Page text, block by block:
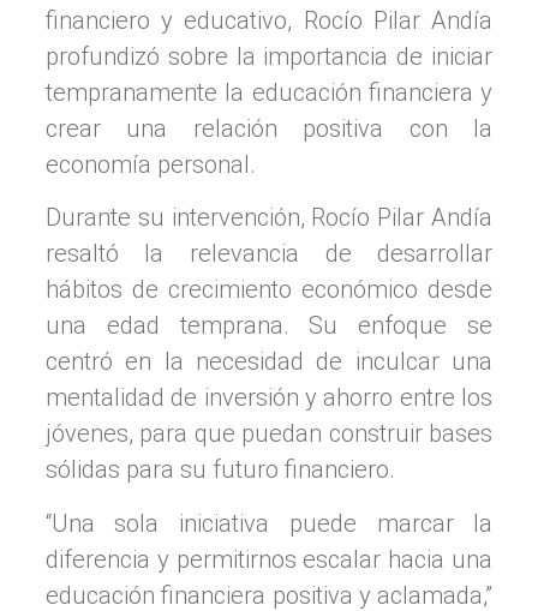
financiero y educativo, Rocío Pilar Andía
profundizó sobre la importancia de iniciar
tempranamente la educación financiera y
crear una relación positiva con la
economía personal.
Durante su intervención, Rocío Pilar Andía
resaltó la relevancia de desarrollar
hábitos de crecimiento económico desde
una edad temprana. Su enfoque se
centró en la necesidad de inculcar una
mentalidad de inversión y ahorro entre los
jóvenes, para que puedan construir bases
sólidas para su futuro financiero.
“Una sola iniciativa puede marcar la
diferencia y permitirnos escalar hacia una
educación financiera positiva y aclamada,”